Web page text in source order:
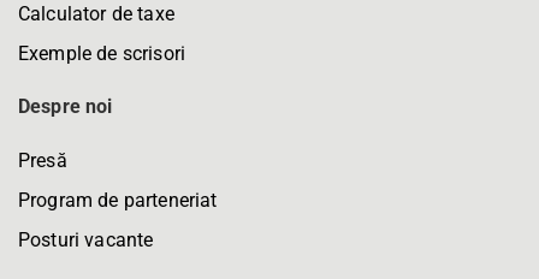
Calculator de taxe
Exemple de scrisori
Despre noi
Presă
Program de parteneriat
Posturi vacante